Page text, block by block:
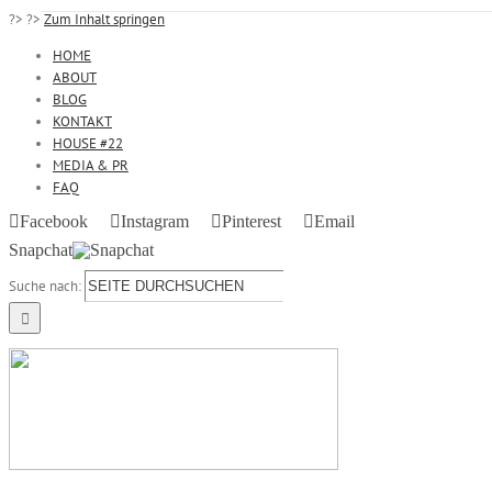
?> ?> Zum Inhalt springen
HOME
ABOUT
BLOG
KONTAKT
HOUSE #22
MEDIA & PR
FAQ
Facebook
Instagram Pinterest
Email
Snapchat
Suche nach: